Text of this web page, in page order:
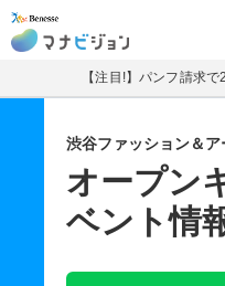
マナビジョン
【注目!】パンフ請求
渋谷ファッション＆
オープン
ベント情